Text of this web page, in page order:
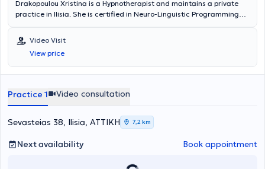
Drakopoulou Xristina is a Hypnotherapist and maintains a private
practice in Ilisia. She is certified in Neuro-Linguistic Programming
the USA. Additionally, she is certified in Hypnotherapy and Clinical
Hypnosis, having completed studies in the United Kingdom and the
USA, respectively. She has experience in educating children and
adults, organizing projects, conferences, and groups, and has
specializes in addressing contemporary life issues. Sessions are
conducted in both Greek and English.
Video Visit
View price
Practice 1 Video consultation
Sevasteias 38, Ilisia, ΑΤΤΙΚΗ 7,2 km
Next availability Book appointment